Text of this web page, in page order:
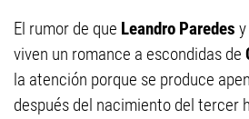
El rumor de que Leandro Paredes y
viven un romance a escondidas de
la atención porque se produce
después del nacimiento del tercer